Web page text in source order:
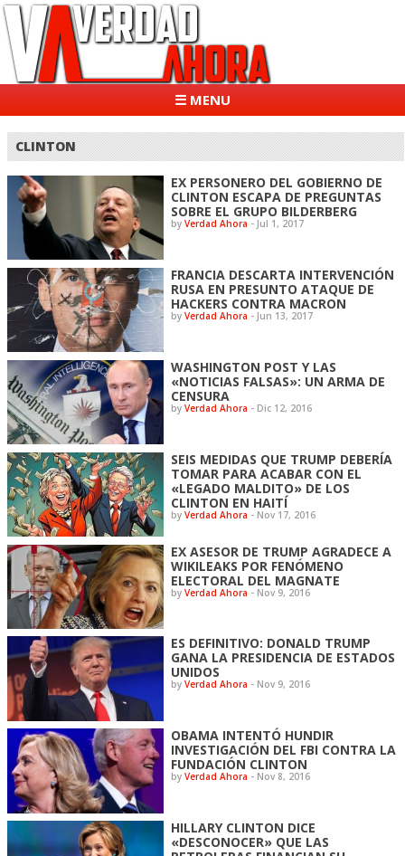
☰ MENU
CLINTON
EX PERSONERO DEL GOBIERNO DE
CLINTON ESCAPA DE PREGUNTAS
SOBRE EL GRUPO BILDERBERG
byVerdad Ahora - Jul 1, 2017
FRANCIA DESCARTA INTERVENCIÓN
RUSA EN PRESUNTO ATAQUE DE
HACKERS CONTRA MACRON
byVerdad Ahora - Jun 13, 2017
WASHINGTON POST Y LAS
«NOTICIAS FALSAS»: UN ARMA DE
CENSURA
byVerdad Ahora - Dic 12, 2016
SEIS MEDIDAS QUE TRUMP DEBERÍA
TOMAR PARA ACABAR CON EL
«LEGADO MALDITO» DE LOS
CLINTON EN HAITÍ
byVerdad Ahora - Nov 17, 2016
EX ASESOR DE TRUMP AGRADECE A
WIKILEAKS POR FENÓMENO
ELECTORAL DEL MAGNATE
byVerdad Ahora - Nov 9, 2016
ES DEFINITIVO: DONALD TRUMP
GANA LA PRESIDENCIA DE ESTADOS
UNIDOS
byVerdad Ahora - Nov 9, 2016
OBAMA INTENTÓ HUNDIR
INVESTIGACIÓN DEL FBI CONTRA LA
FUNDACIÓN CLINTON
byVerdad Ahora - Nov 8, 2016
HILLARY CLINTON DICE
«DESCONOCER» QUE LAS